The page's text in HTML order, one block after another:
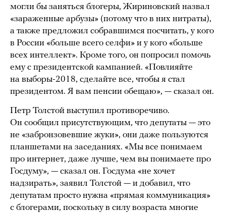
могли бы заняться блогеры, Жириновский назвал
«зараженные арбузы» (потому что в них нитраты),
а также предложил собравшимся посчитать, у кого
в России «больше всего селфи» и у кого «больше
всех интеллект». Кроме того, он попросил помочь
ему с президентской кампанией. «Повлияйте
на выборы-2018, сделайте все, чтобы я стал
президентом. Я вам пенсии обещаю», — сказал он.
Петр Толстой выступил противоречиво.
Он сообщил присутствующим, что депутаты — это
не «забронзовевшие жуки», они даже пользуются
планшетами на заседаниях. «Мы все понимаем
про интернет, даже лучше, чем вы понимаете про
Госдуму», — сказал он. Госдума «не хочет
надзирать», заявил Толстой — и добавил, что
депутатам просто нужна «прямая коммуникация»
с блогерами, поскольку в силу возраста многие